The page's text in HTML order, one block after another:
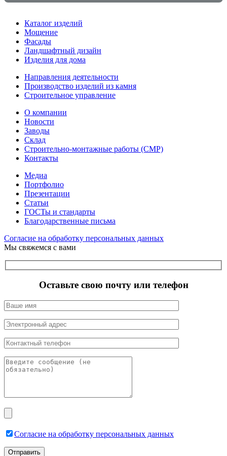
Каталог изделий
Мощение
Фасады
Ландшафтный дизайн
Изделия для дома
Направления деятельности
Производство изделий из камня
Строительное управление
О компании
Новости
Заводы
Склад
Строительно-монтажные работы (СМР)
Контакты
Медиа
Портфолио
Презентации
Статьи
ГОСТы и стандарты
Благодарственные письма
Согласие на обработку персональных данных
Мы свяжемся с вами
Оставьте свою почту или телефон
Согласие на обработку персональных данных